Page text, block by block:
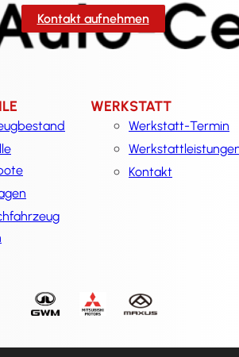
Kontakt aufnehmen
WERKSTATT
Werkstatt-Termin
Kontakt